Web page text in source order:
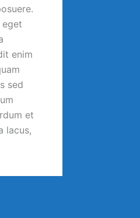
enim
sed
et
lacus,